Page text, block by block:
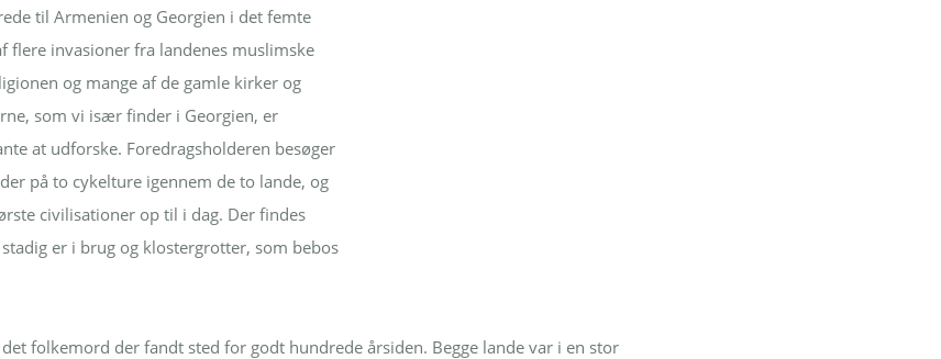
til Armenien og Georgien i det femte
flere invasioner fra landenes muslimske
og mange af de gamle kirker og
som vi især finder i Georgien, er
at udforske. Foredragsholderen besøger
på to cykelture igennem de to lande, og
civilisationer op til i dag. Der findes
er i brug og klostergrotter, som bebos
folkemord der fandt sted for godt hundrede årsiden. Begge lande var i en stor